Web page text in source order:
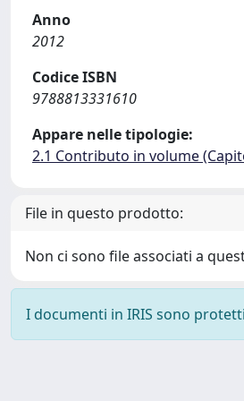
Anno
2012
Codice ISBN
9788813331610
Appare nelle tipologie:
2.1 Contributo in volume
File in questo prodotto:
Non ci sono file associati a
I documenti in IRIS sono